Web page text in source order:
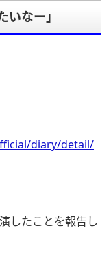
なー」
diary/detail/
したことを報告し